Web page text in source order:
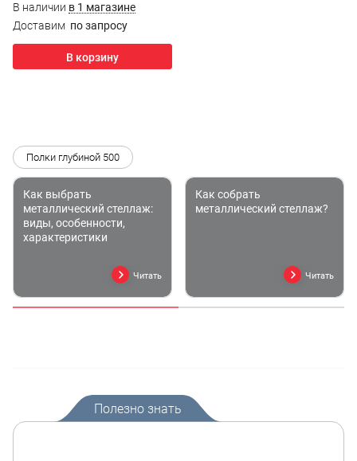
В наличии в 1 магазине
Доставим по запросу
В корзину
Полки глубиной 500
Как выбрать
металлический стеллаж:
виды, особенности,
характеристики
Читать
Как собрать
металлический стеллаж?
Читать
Полезно знать